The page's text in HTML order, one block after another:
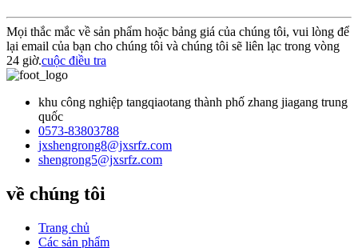
Mọi thắc mắc về sản phẩm hoặc bảng giá của chúng tôi, vui lòng để
lại email của bạn cho chúng tôi và chúng tôi sẽ liên lạc trong vòng
24 giờ.cuộc điều tra
khu công nghiệp tangqiaotang thành phố zhang jiagang trung
quốc
0573-83803788
jxshengrong8@jxsrfz.com
shengrong5@jxsrfz.com
về chúng tôi
Trang chủ
Các sản phẩm